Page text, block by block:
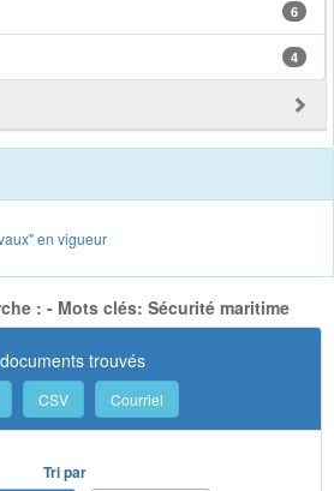
6
4
en vigueur
: - Mots clés: Sécurité maritime
trouvés
CSV Courriel
Tri par